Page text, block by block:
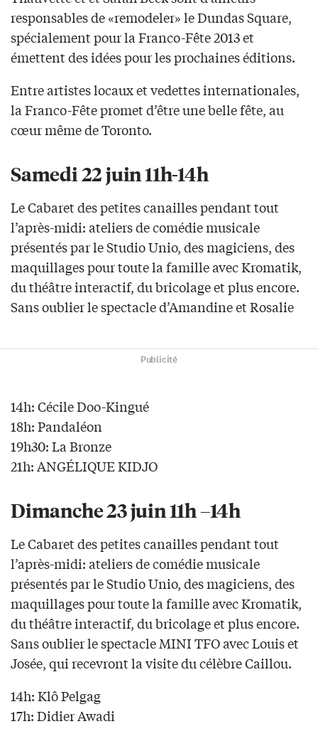
responsables de «remodeler» le Dundas Square,
spécialement pour la Franco-Fête 2013 et
émettent des idées pour les prochaines éditions.
Entre artistes locaux et vedettes internationales,
la Franco-Fête promet d’être une belle fête, au
cœur même de Toronto.
Samedi 22 juin 11h-14h
Le Cabaret des petites canailles pendant tout
l’après-midi: ateliers de comédie musicale
présentés par le Studio Unio, des magiciens, des
maquillages pour toute la famille avec Kromatik,
du théâtre interactif, du bricolage et plus encore.
Sans oublier le spectacle d’Amandine et Rosalie
Publicité
14h: Cécile Doo-Kingué
18h: Pandaléon
19h30: La Bronze
21h: ANGÉLIQUE KIDJO
Dimanche 23 juin 11h –14h
Le Cabaret des petites canailles pendant tout
l’après-midi: ateliers de comédie musicale
présentés par le Studio Unio, des magiciens, des
maquillages pour toute la famille avec Kromatik,
du théâtre interactif, du bricolage et plus encore.
Sans oublier le spectacle MINI TFO avec Louis et
Josée, qui recevront la visite du célèbre Caillou.
14h: Klô Pelgag
17h: Didier Awadi